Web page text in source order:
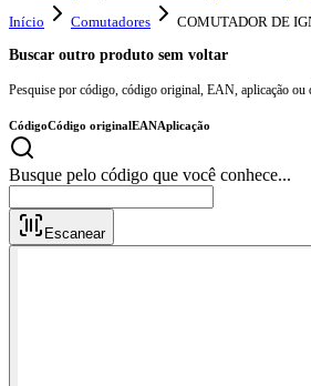
Início Comutadores
COMUTADOR DE
Buscar outro produto sem voltar
Pesquise por código, código original, EAN, aplicação ou
CódigoCódigo originalEANAplicação
Busque pelo código que você conhece..
Escanear